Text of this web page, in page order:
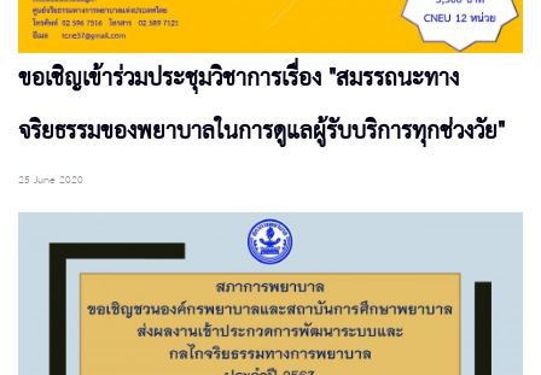
ขอเชิญเข้าร่วมประชุมวิชาการเรื่อง "สมรรถนะทาง
จริยธรรมของพยาบาลในการดูแลผู้รับบริการทุกช่วงวัย"
25 June 2020